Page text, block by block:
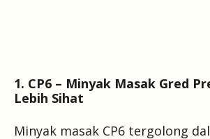
1. CP6 – Minyak Masak Gred
Lebih Sihat
Minyak masak CP6 tergolong